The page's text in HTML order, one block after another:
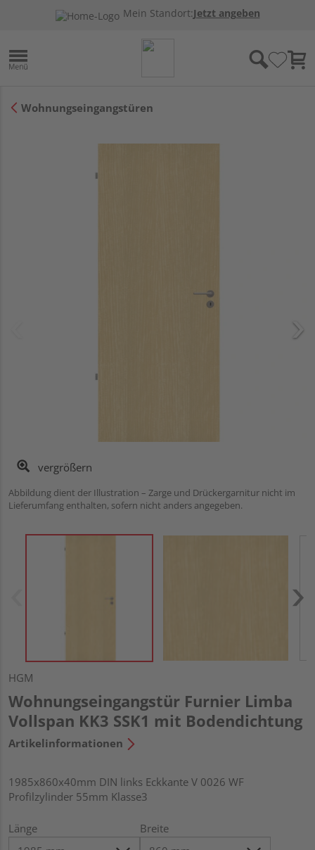
Mein Standort:Jetzt angeben
Wohnungseingangstüren
vergrößern
Abbildung dient der Illustration – Zarge und Drückergarnitur nicht im
Lieferumfang enthalten, sofern nicht anders angegeben.
HGM
Wohnungseingangstür Furnier Limba
Vollspan KK3 SSK1 mit Bodendichtung
Artikelinformationen
1985x860x40mm DIN links Eckkante V 0026 WF
Profilzylinder 55mm Klasse3
Länge Breite